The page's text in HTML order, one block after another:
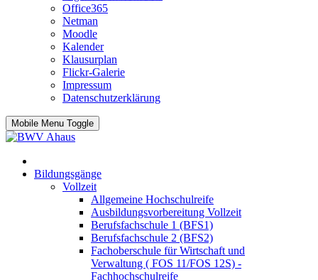
Office365
Netman
Moodle
Kalender
Klausurplan
Flickr-Galerie
Impressum
Datenschutzerklärung
Mobile Menu Toggle
Bildungsgänge
Vollzeit
Allgemeine Hochschulreife
Ausbildungsvorbereitung Vollzeit
Berufsfachschule 1 (BFS1)
Berufsfachschule 2 (BFS2)
Fachoberschule für Wirtschaft und
Verwaltung ( FOS 11/FOS 12S) -
Fachhochschulreife